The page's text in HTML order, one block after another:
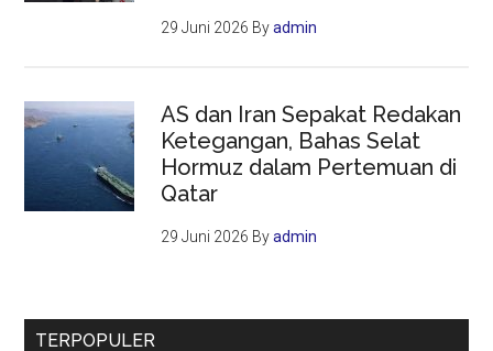
29 Juni 2026 Byadmin
AS dan Iran Sepakat Redakan
Ketegangan, Bahas Selat
Hormuz dalam Pertemuan di
Qatar
29 Juni 2026 Byadmin
TERPOPULER